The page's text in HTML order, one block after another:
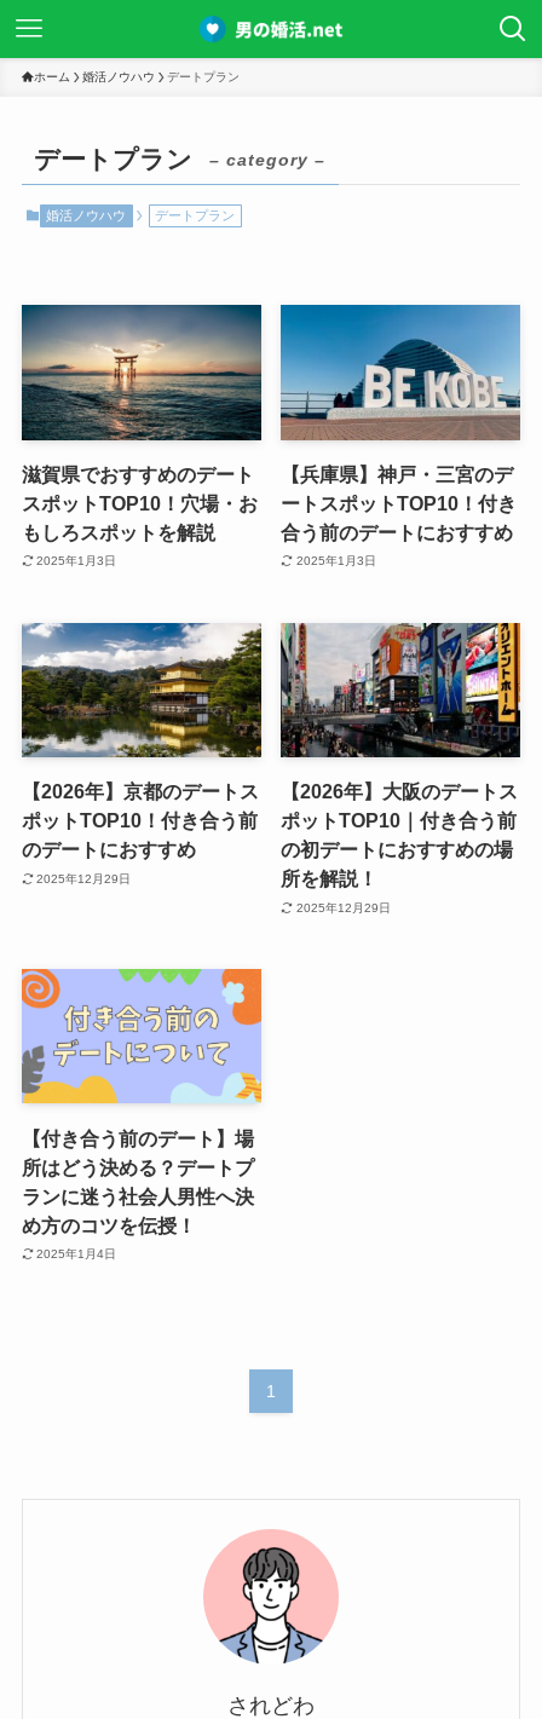
ホーム 婚活ノウハウ デートプラン
デートプラン – category –
婚活ノウハウ デートプラン
滋賀県でおすすめのデート
スポットTOP10！穴場・お
もしろスポットを解説
2025年1月3日
【兵庫県】神戸・三宮のデ
ートスポットTOP10！付き
合う前のデートにおすすめ
2025年1月3日
【2026年】京都のデートス
ポットTOP10！付き合う前
のデートにおすすめ
2025年12月29日
【2026年】大阪のデートス
ポットTOP10｜付き合う前
の初デートにおすすめの場
所を解説！
2025年12月29日
【付き合う前のデート】場
所はどう決める？デートプ
ランに迷う社会人男性へ決
め方のコツを伝授！
2025年1月4日
1
されどわ